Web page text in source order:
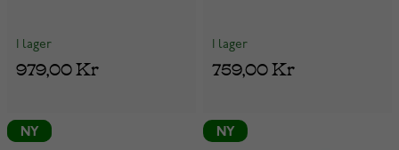
I lager
979,00 Kr
I lager
759,00 Kr
NY
NY NY